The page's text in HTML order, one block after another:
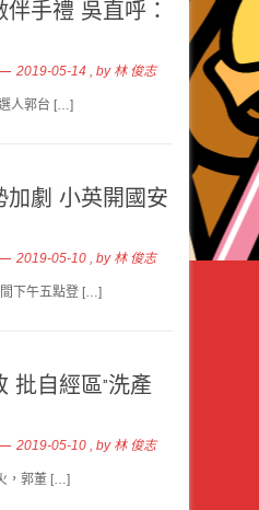
手禮 吳直呼：
2019-05-14 , by 林 俊志
人郭台 […]
加劇 小英開國安
2019-05-10 , by 林 俊志
下午五點登 […]
批自經區”洗產
2019-05-10 , by 林 俊志
，郭董 […]